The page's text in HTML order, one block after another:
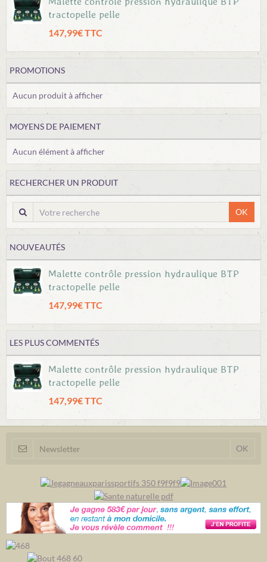
tractopelle pelle
147,99€ TTC
PROMOTIONS
Aucun produit à afficher
MOYENS DE PAIEMENT
Aucun élément à afficher
RECHERCHER UN PRODUIT
OK
NOUVEAUTÉS
Malette contrôle pression hydraulique BTP
tractopelle pelle
147,99€ TTC
LES PLUS COMMENTÉS
Malette contrôle pression hydraulique BTP
tractopelle pelle
147,99€ TTC